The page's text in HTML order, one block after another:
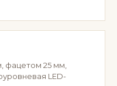
фацетом 25 мм,
LED-